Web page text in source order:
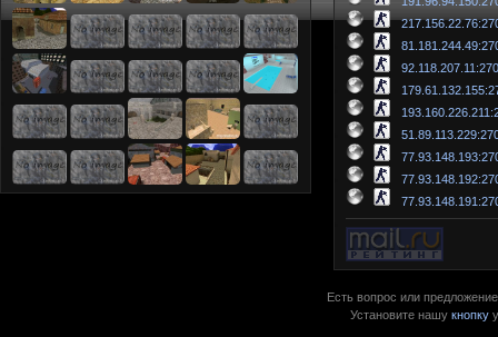
Есть вопрос или
Установите нашукнопку